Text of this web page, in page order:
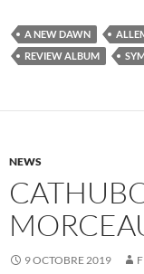
A NEW DAWN
REVIEW ALBUM
NEWS
9 OCTOBRE 2019